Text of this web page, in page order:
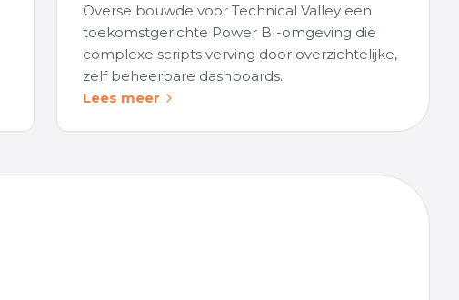
Overse bouwde voor Technical Valley een
toekomstgerichte Power BI-omgeving die
complexe scripts verving door overzichtelijke,
zelf beheerbare dashboards.
Lees meer